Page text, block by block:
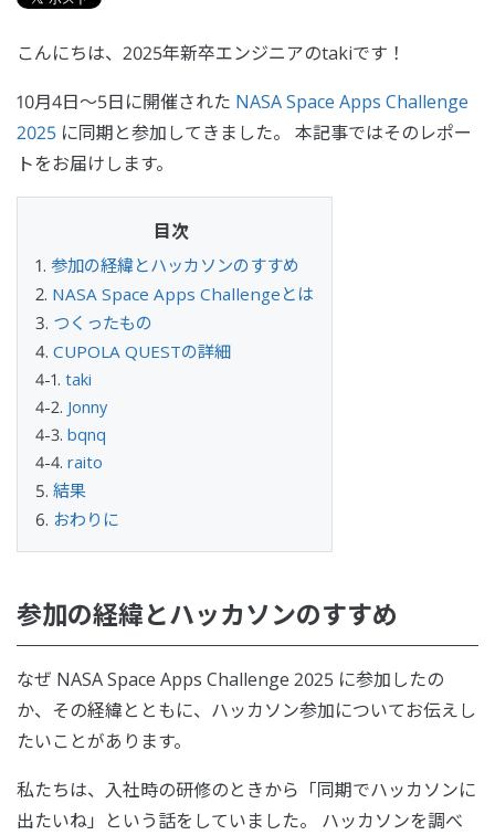
こんにちは、2025年新卒エンジニアのtakiです！
10月4日～5日に開催された NASA Space Apps Challenge
2025 に同期と参加してきました。 本記事ではそのレポー
トをお届けします。
参加の経緯とハッカソンのすすめ
NASA Space Apps Challengeとは
つくったもの
CUPOLA QUESTの詳細
taki
Jonny
bqnq
raito
結果
おわりに
参加の経緯とハッカソンのすすめ
なぜ NASA Space Apps Challenge 2025 に参加したの
か、その経緯とともに、ハッカソン参加についてお伝えし
たいことがあります。
私たちは、入社時の研修のときから「同期でハッカソンに
出たいね」という話をしていました。 ハッカソンを調べ